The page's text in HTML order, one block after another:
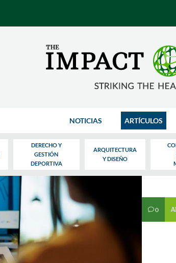
NOTICIAS ARTÍCULOS
DERECHO Y
GESTIÓN
DEPORTIVA
ARQUITECTURA
Y DISEÑO
v0